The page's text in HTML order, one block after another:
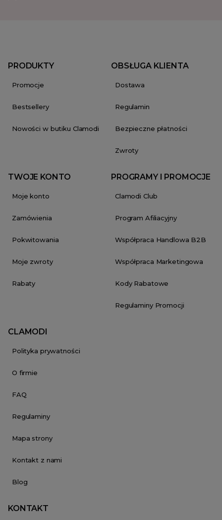
PRODUKTY
Promocje
Bestsellery
Nowości w butiku Clamodi
OBSŁUGA KLIENTA
Dostawa
Regulamin
Bezpieczne płatności
Zwroty
TWOJE KONTO
Moje konto
Zamówienia
Pokwitowania
Moje zwroty
Rabaty
PROGRAMY I PROMOCJE
Clamodi Club
Program Afiliacyjny
Współpraca Handlowa B2B
Współpraca Marketingowa
Kody Rabatowe
Regulaminy Promocji
CLAMODI
Polityka prywatności
O firmie
FAQ
Regulaminy
Mapa strony
Kontakt z nami
Blog
KONTAKT